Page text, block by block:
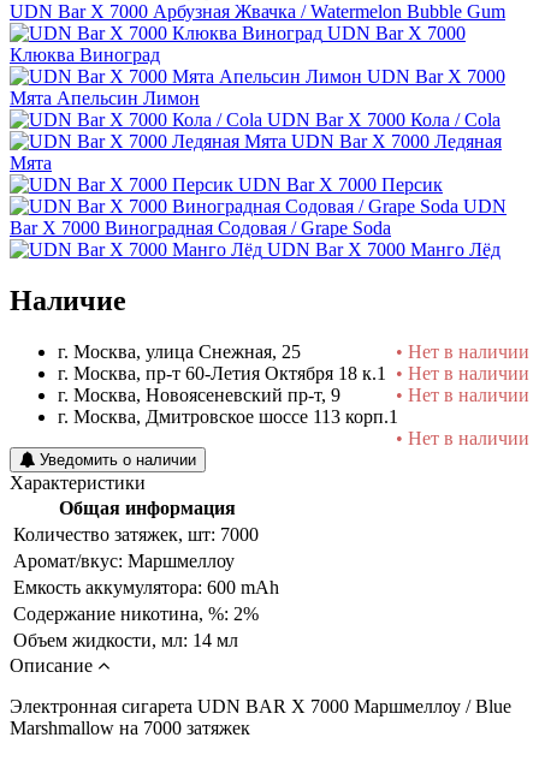
UDN Bar X 7000 Арбузная Жвачка / Watermelon Bubble Gum
UDN Bar X 7000
Клюква Виноград
UDN Bar X 7000
Мята Апельсин Лимон
UDN Bar X 7000 Кола / Cola
UDN Bar X 7000 Ледяная
Мята
UDN Bar X 7000 Персик
UDN
Bar X 7000 Виноградная Содовая / Grape Soda
UDN Bar X 7000 Манго Лёд
Наличие
г. Москва, улица Снежная, 25
• Нет в наличии
г. Москва, пр-т 60-Летия Октября 18 к.1
• Нет в наличии
г. Москва, Новоясеневский пр-т, 9
• Нет в наличии
г. Москва, Дмитровское шоссе 113 корп.1
• Нет в наличии
Уведомить о наличии
Характеристики
Общая информация
Количество затяжек, шт: 7000
Аромат/вкус: Маршмеллоу
Емкость аккумулятора: 600 mAh
Содержание никотина, %: 2%
Объем жидкости, мл: 14 мл
Описание
Электронная сигарета UDN BAR X 7000 Маршмеллоу / Blue
Marshmallow на 7000 затяжек